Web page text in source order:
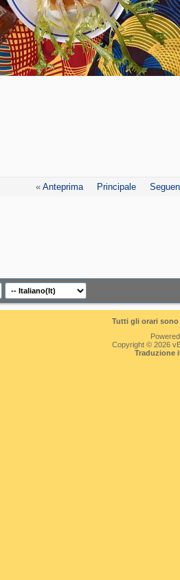
« Anteprima Principale
Tutti gli orari
Copyright © 2026
Traduzione